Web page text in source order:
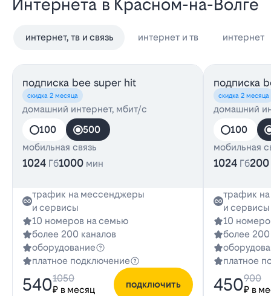
Интернета в Красном-на-Волге
интернет, тв и связь интернет и тв интернет
подписка bee super hit
скидка 2 месяца
домашний интернет, мбит/с
100
500
мобильная связь
1024 Гб1000 мин
трафик на мессенджеры
и сервисы
10 номеров на семью
более 200 каналов
оборудование
платное подключение
540₽ в месяц
1050
подключить
подписка
скидка 2 месяца
домашний
100
мобильная
1024 Гб200
трафик
и сервисы
10
более 200
платное
450₽ в
900